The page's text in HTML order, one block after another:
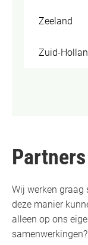
Zeeland
Zuid-
Partners
Wij werken graag
deze manier
alleen op ons